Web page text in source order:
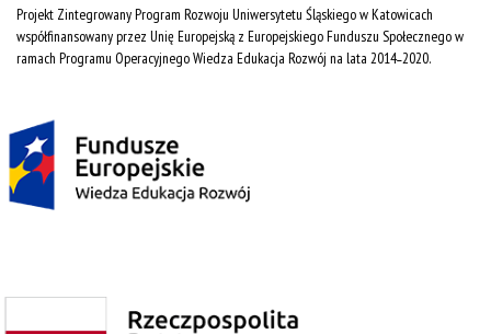
Projekt Zintegrowany Program Rozwoju Uniwersytetu Śląskiego w Katowicach
współfinansowany przez Unię Europejską z Europejskiego Funduszu Społecznego w
ramach Programu Operacyjnego Wiedza Edukacja Rozwój na lata 2014˗2020.